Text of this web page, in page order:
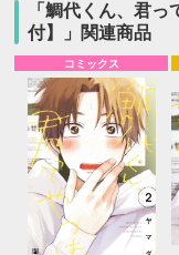
「鯛代くん、君
付】」関連商品
コミックス